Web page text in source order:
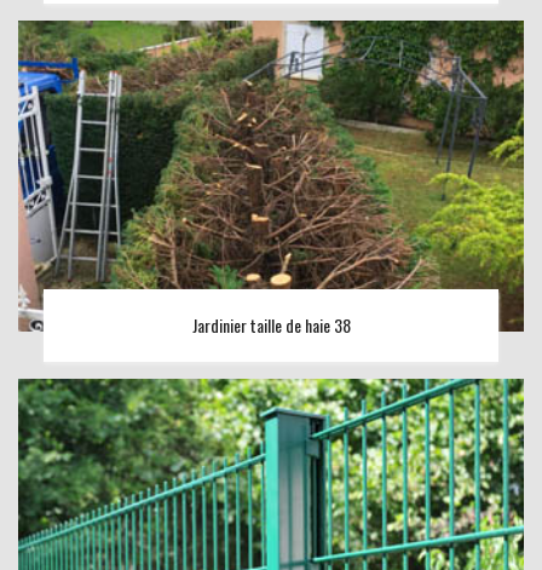
Jardinier taille de haie 38